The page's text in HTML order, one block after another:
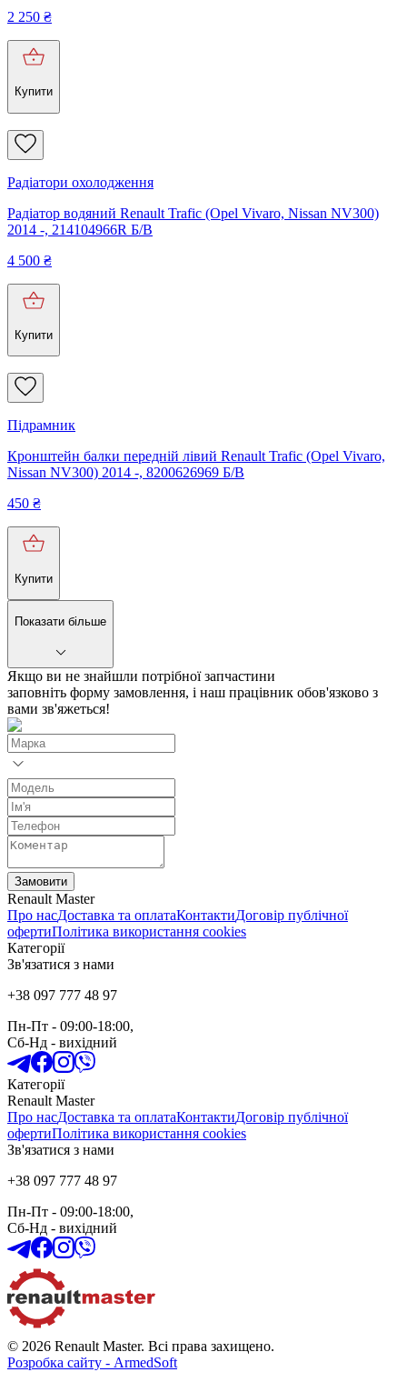
2 250 ₴
Купити
Радіатори охолодження
Радіатор водяний Renault Trafic (Opel Vivaro, Nissan NV300)
2014 -, 214104966R Б/В
4 500 ₴
Купити
Підрамник
Кронштейн балки передній лівий Renault Trafic (Opel Vivaro,
Nissan NV300) 2014 -, 8200626969 Б/В
450 ₴
Купити
Показати більше
Якщо ви не знайшли потрібної запчастини
заповніть форму замовлення, і наш працівник обов'язково з
вами зв'яжеться!
Замовити
Renault Master
Про насДоставка та оплатаКонтактиДоговір публічної
офертиПолітика використання cookies
Категорії
Зв'язатися з нами
+38 097 777 48 97
Пн-Пт - 09:00-18:00,
Сб-Нд - вихідний
Категорії
Renault Master
Про насДоставка та оплатаКонтактиДоговір публічної
офертиПолітика використання cookies
Зв'язатися з нами
+38 097 777 48 97
Пн-Пт - 09:00-18:00,
Сб-Нд - вихідний
© 2026 Renault Master. Всі права захищено.
Розробка сайту - ArmedSoft